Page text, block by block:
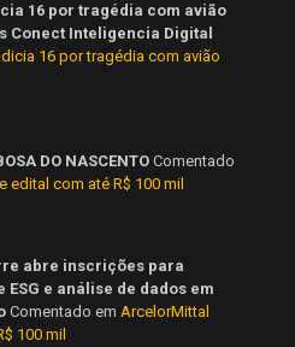
16 por tragédia com avião
Conect Inteligencia Digital
16 por tragédia com avião
DO NASCENTO Comentado
edital com até R$ 100 mil
abre inscrições para
e análise de dados em
Comentado em ArcelorMittal
100 mil